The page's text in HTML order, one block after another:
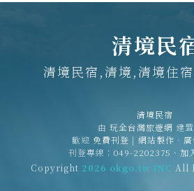
清境民
清境民宿,清境,清境住
清境民宿
由 玩全台灣旅遊網 建
歡迎 免費刊登 | 網站製作‧廣
刊登專線： 049-2202375 、 加
Copyright 2026 okgo.tw INC All